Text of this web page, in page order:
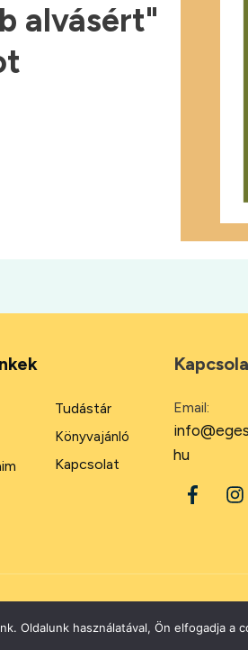
alvásért"
Tudástár
Könyvajánló
Kapcsolat
Email:
hu
Oldalunk használatával, Ön elfogadja a